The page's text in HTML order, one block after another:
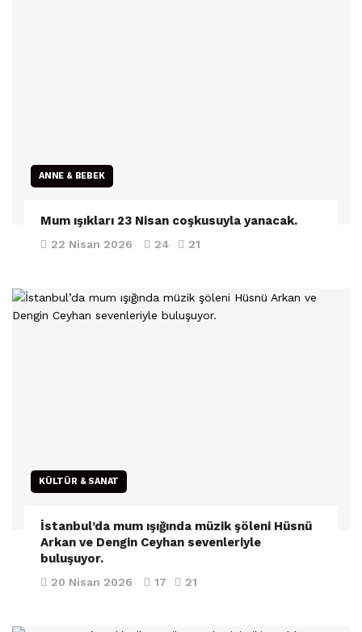
ANNE & BEBEK
Mum ışıkları 23 Nisan coşkusuyla yanacak.
22 Nisan 2026 24 21
KÜLTÜR & SANAT
İstanbul’da mum ışığında müzik şöleni Hüsnü
Arkan ve Dengin Ceyhan sevenleriyle
buluşuyor.
20 Nisan 2026 17 21